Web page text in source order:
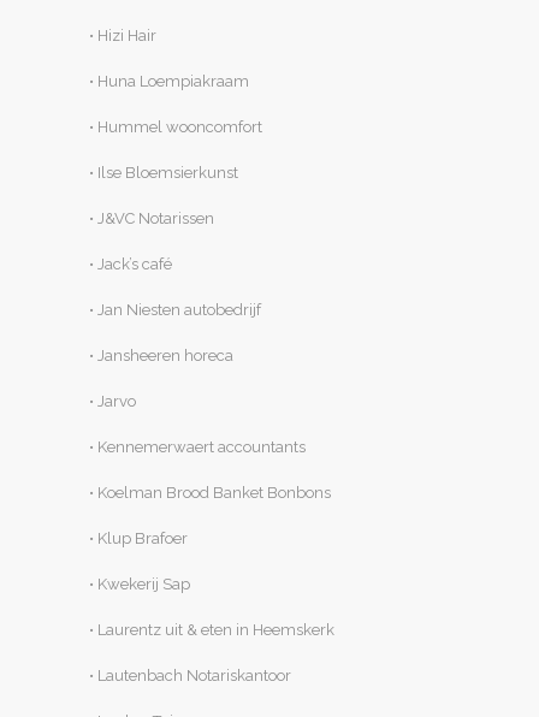
• Hizi Hair
• Huna Loempiakraam
• Hummel wooncomfort
• Ilse Bloemsierkunst
• J&VC Notarissen
• Jack’s café
• Jan Niesten autobedrijf
• Jansheeren horeca
• Jarvo
• Kennemerwaert accountants
• Koelman Brood Banket Bonbons
• Klup Brafoer
• Kwekerij Sap
• Laurentz uit & eten in Heemskerk
• Lautenbach Notariskantoor